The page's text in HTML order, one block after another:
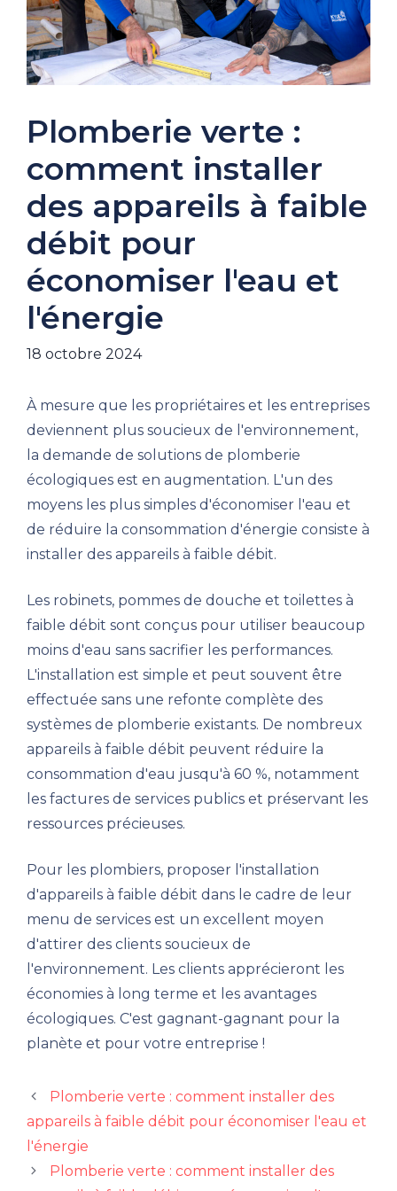
Plomberie verte :
comment installer
des appareils à faible
débit pour
économiser l'eau et
l'énergie
18 octobre 2024
À mesure que les propriétaires et les entreprises
deviennent plus soucieux de l'environnement,
la demande de solutions de plomberie
écologiques est en augmentation. L'un des
moyens les plus simples d'économiser l'eau et
de réduire la consommation d'énergie consiste à
installer des appareils à faible débit.
Les robinets, pommes de douche et toilettes à
faible débit sont conçus pour utiliser beaucoup
moins d'eau sans sacrifier les performances.
L'installation est simple et peut souvent être
effectuée sans une refonte complète des
systèmes de plomberie existants. De nombreux
appareils à faible débit peuvent réduire la
consommation d'eau jusqu'à 60 %, notamment
les factures de services publics et préservant les
ressources précieuses.
Pour les plombiers, proposer l'installation
d'appareils à faible débit dans le cadre de leur
menu de services est un excellent moyen
d'attirer des clients soucieux de
l'environnement. Les clients apprécieront les
économies à long terme et les avantages
écologiques. C'est gagnant-gagnant pour la
planète et pour votre entreprise !
Plomberie verte : comment installer des
appareils à faible débit pour économiser l'eau et
l'énergie
Plomberie verte : comment installer des